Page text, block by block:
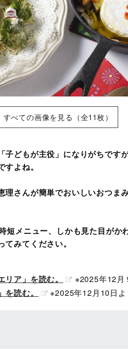
すべての画像を見る（全11枚）
子どもが主役」になりがちです
よね。
理さんが簡単でおいしいおつま
短メニュー、しかも見た目が
みてください。
ア」を読む。
※2025年12月
読む。
※2025年12月10日